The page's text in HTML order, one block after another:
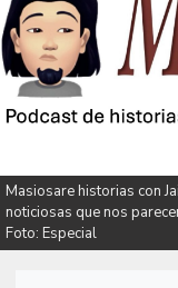
Masiosare historias con
noticiosas que nos
Foto: Especial